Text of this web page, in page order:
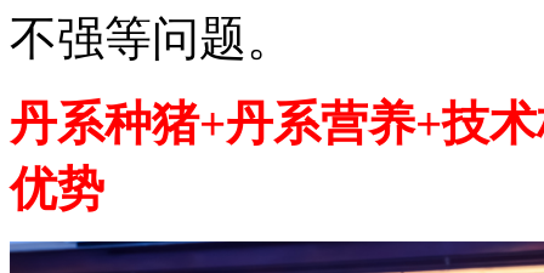
不强等问题。
丹系种猪+丹系营养+技
优势